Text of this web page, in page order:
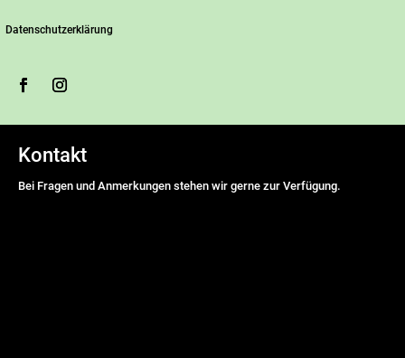
Datenschutzerklärung
Kontakt
Bei Fragen und Anmerkungen stehen wir gerne zur Verfügung.